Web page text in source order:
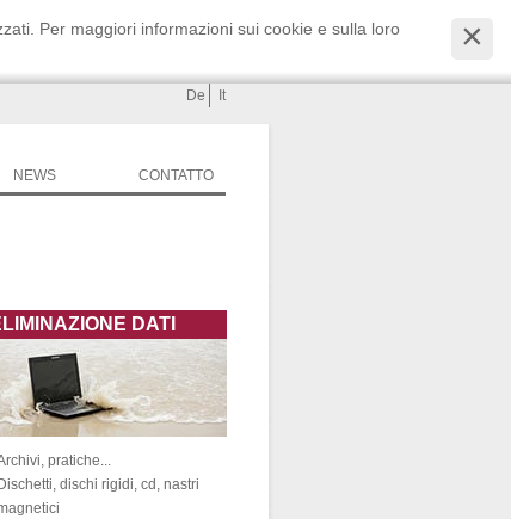
Per maggiori informazioni sui cookie e sulla loro
De It
CONTATTO
NEWS
DATI
pratiche...
Dischetti, dischi rigidi, cd, nastri